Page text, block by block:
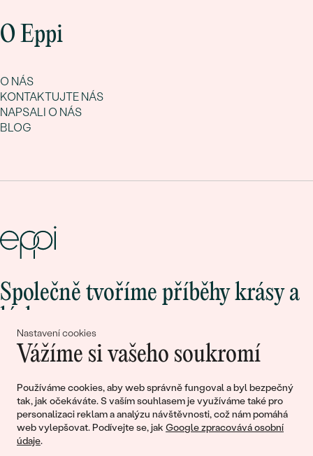
Nastavení cookies
Vážíme si vašeho soukromí
Používáme cookies, aby web správně fungoval a byl bezpečný
tak, jak očekáváte. S vaším souhlasem je využíváme také pro
personalizaci reklam a analýzu návštěvnosti, což nám pomáhá
web vylepšovat. Podívejte se, jak Google zpracovává osobní
údaje.
O Eppi
O NÁS
KONTAKTUJTE NÁS
NAPSALI O NÁS
BLOG
Společně tvoříme příběhy krásy a
Připojte se k nám!